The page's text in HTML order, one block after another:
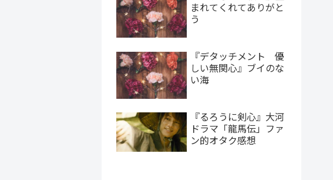
まれてくれてありがと
う
『デタッチメント 優
しい無関心』ブイのな
い海
『るろうに剣心』大河
ドラマ「龍馬伝」ファ
ン的オタク感想